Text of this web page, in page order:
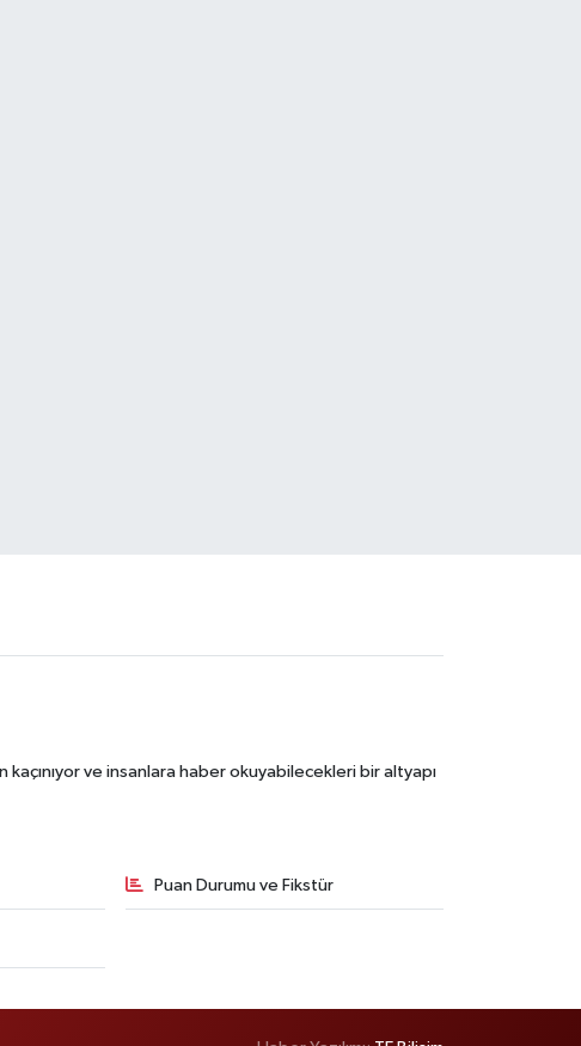
ve insanlara haber okuyabilecekleri bir altyapı
Puan Durumu ve Fikstür